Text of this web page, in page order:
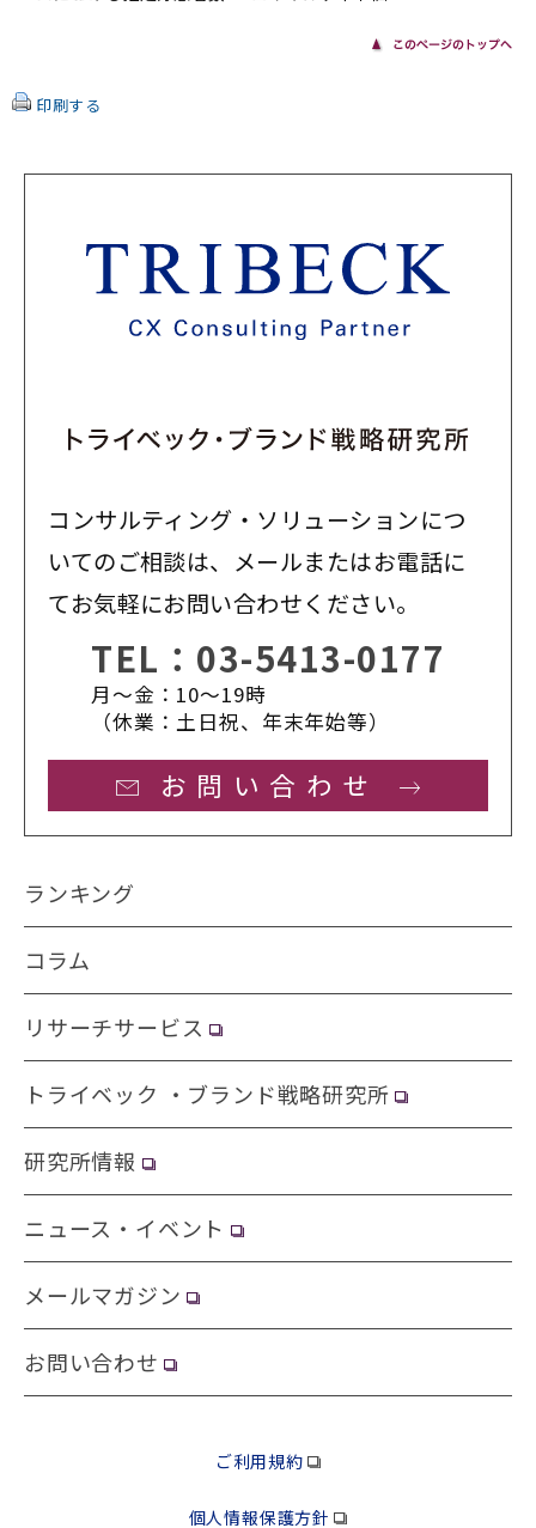
印刷する
コンサルティング・ソリューションにつ
いてのご相談は、メールまたはお電話に
てお気軽にお問い合わせください。
TEL： 03-5413-0177
月〜金：10〜19時
（休業：土日祝、年末年始等）
お問い合わせ
ランキング
コラム
リサーチサービス
トライベック ・ブランド戦略研究所
研究所情報
ニュース・イベント
メールマガジン
お問い合わせ
ご利用規約
個人情報保護方針